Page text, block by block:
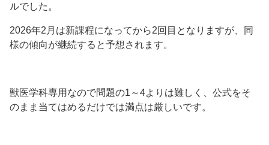
ルでした。
2026年2月は新課程になってから2回目となりますが、同
様の傾向が継続すると予想されます。
獣医学科専用なので問題の1～4よりは難しく、公式をそ
のまま当てはめるだけでは満点は厳しいです。